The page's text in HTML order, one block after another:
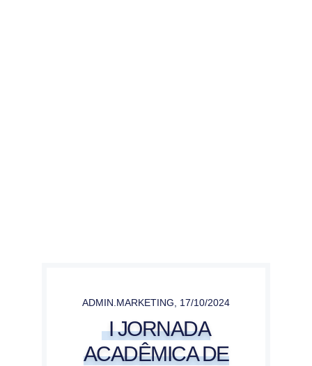
ADMIN.MARKETING 17/10/2024
I JORNADA
ACADÊMICA DE